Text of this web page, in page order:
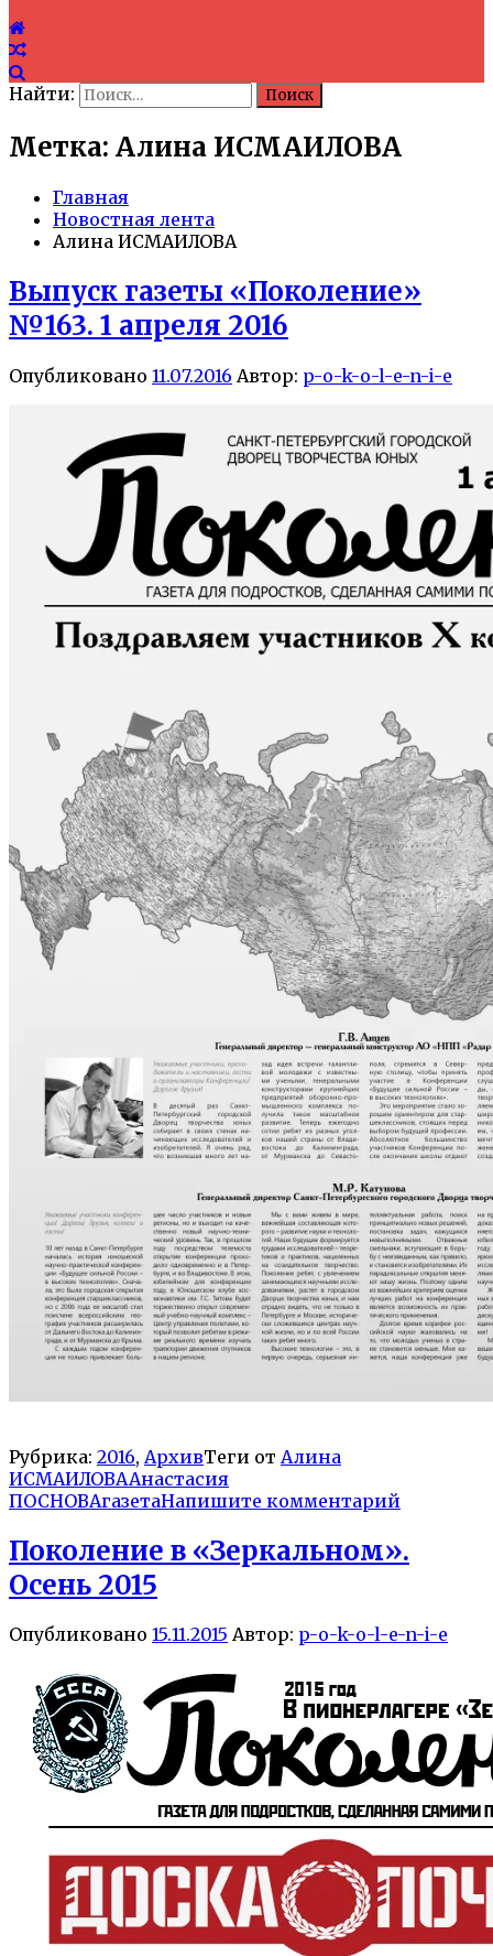
Найти:
Метка: Алина ИСМАИЛОВА
Главная
Новостная лента
Алина ИСМАИЛОВА
Выпуск газеты «Поколение»
№163. 1 апреля 2016
Опубликовано 11.07.2016 Автор: p-o-k-o-l-e-n-i-e
Рубрика: 2016, АрхивТеги от Алина
ИСМАИЛОВААнастасия
ПОСНОВАгазетаНапишите комментарий
Поколение в «Зеркальном».
Осень 2015
Опубликовано 15.11.2015 Автор: p-o-k-o-l-e-n-i-e